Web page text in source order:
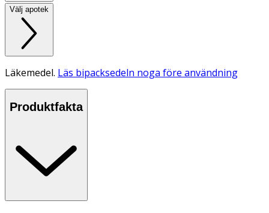
Välj apotek
Läkemedel. Läs bipacksedeln noga före användning
Produktfakta